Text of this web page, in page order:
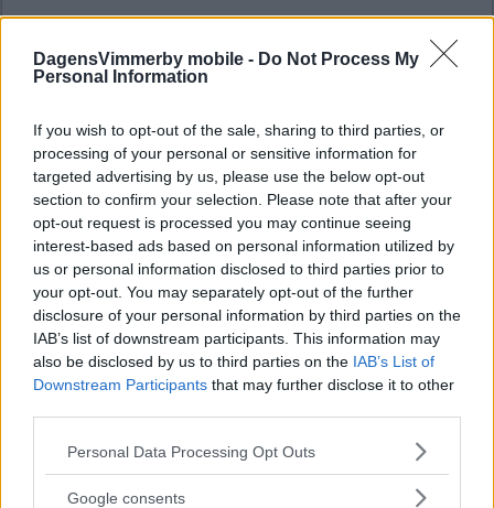
DagensVimmerby mobile - Do Not Process My
Personal Information
If you wish to opt-out of the sale, sharing to third parties, or
processing of your personal or sensitive information for
targeted advertising by us, please use the below opt-out
section to confirm your selection. Please note that after your
opt-out request is processed you may continue seeing
interest-based ads based on personal information utilized by
us or personal information disclosed to third parties prior to
your opt-out. You may separately opt-out of the further
disclosure of your personal information by third parties on the
IAB’s list of downstream participants. This information may
also be disclosed by us to third parties on the IAB’s List of
Downstream Participants that may further disclose it to other
Please note that this website/app uses one or more Google
not limited to your visit or usage behaviour. You may click to
Personal Data Processing Opt Outs
Google consents